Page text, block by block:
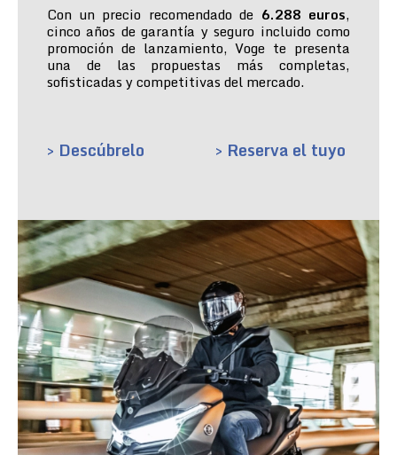
Con un precio recomendado de 6.288 euros,
cinco años de garantía y seguro incluido como
promoción de lanzamiento, Voge te presenta
una de las propuestas más completas,
sofisticadas y competitivas del mercado.
> Descúbrelo > Reserva el tuyo